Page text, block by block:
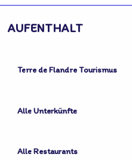
AUFENTHALT
Terre de Flandre Tourismus
Alle Unterkünfte
Alle Restaurants
dorthin?